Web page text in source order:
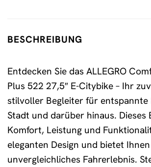
BESCHREIBUNG
Entdecken Sie das ALLEGRO
Plus 522 27,5″ E-Citybike – Ihr
stilvoller Begleiter für entspannte
Stadt und darüber hinaus. Dieses
Komfort, Leistung und
eleganten Design und bietet
unvergleichliches Fahrerlebnis.